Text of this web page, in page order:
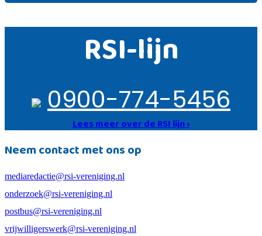
RSI-lijn
0900-774-5456
Lees meer over de RSI lijn ›
Neem contact met ons op
mediaredactie@rsi-vereniging.nl
onderzoek@rsi-vereniging.nl
postbus@rsi-vereniging.nl
vrijwilligerswerk@rsi-vereniging.nl